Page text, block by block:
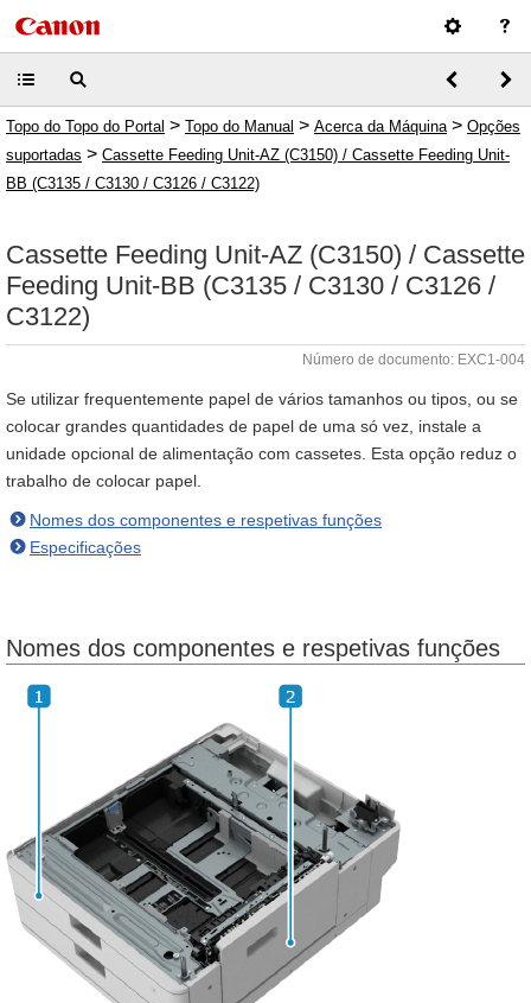
Topo do Topo do Portal > Topo do Manual > Acerca da Máquina > Opções
suportadas > Cassette Feeding Unit-AZ (C3150) / Cassette Feeding Unit-
BB (C3135 / C3130 / C3126 / C3122)
Cassette Feeding Unit-AZ (C3150) / Cassette
Feeding Unit-BB (C3135 / C3130 / C3126 /
C3122)
Número de documento: EXC1-004
Se utilizar frequentemente papel de vários tamanhos ou tipos, ou se
colocar grandes quantidades de papel de uma só vez, instale a
unidade opcional de alimentação com cassetes. Esta opção reduz o
trabalho de colocar papel.
Nomes dos componentes e respetivas funções
Especificações
Nomes dos componentes e respetivas funções